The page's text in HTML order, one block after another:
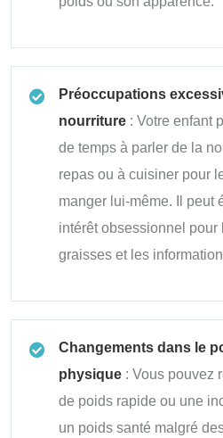
Préoccupations
nourriture : Votre enfant
de temps à parler de la
repas ou à cuisiner pour
manger lui-même. Il peut
intérêt obsessionnel pour
graisses et les
Changements dans le
physique : Vous pouvez
de poids rapide ou une
un poids santé malgré